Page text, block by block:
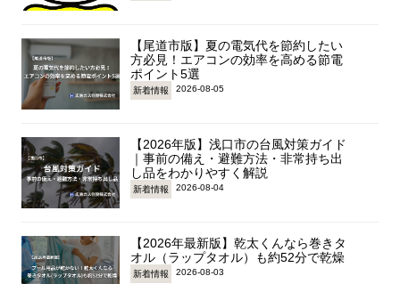
【尾道市版】夏の電気代を節約したい
方必見！エアコンの効率を高める節電
ポイント5選
新着情報 2026-08-05
【2026年版】浅口市の台風対策ガイド
｜事前の備え・避難方法・非常持ち出
し品をわかりやすく解説
新着情報 2026-08-04
【2026年最新版】乾太くんなら巻きタ
オル（ラップタオル）も約52分で乾燥
新着情報 2026-08-03